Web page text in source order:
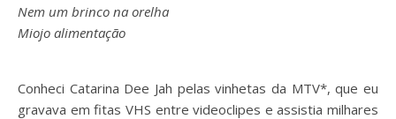
Nem um brinco na orelha
Miojo alimentação
Conheci Catarina Dee Jah pelas vinhetas da MTV*, que eu
gravava em fitas VHS entre videoclipes e assistia milhares